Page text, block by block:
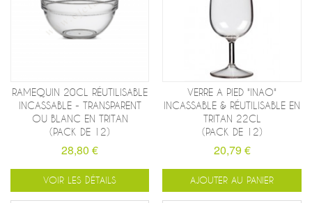
RAMEQUIN 20CL RÉUTILISABLE
INCASSABLE - TRANSPARENT
OU BLANC EN TRITAN
(PACK DE 12)
28,80 €
VOIR LES DÉTAILS
VERRE A PIED "INAO"
INCASSABLE & RÉUTILISABLE EN
TRITAN 22CL
(PACK DE 12)
20,79 €
AJOUTER AU PANIER